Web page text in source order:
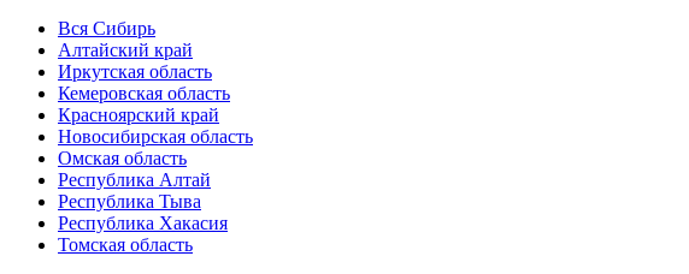
Вся Сибирь
Алтайский край
Иркутская область
Кемеровская область
Красноярский край
Новосибирская область
Омская область
Республика Алтай
Республика Тыва
Республика Хакасия
Томская область